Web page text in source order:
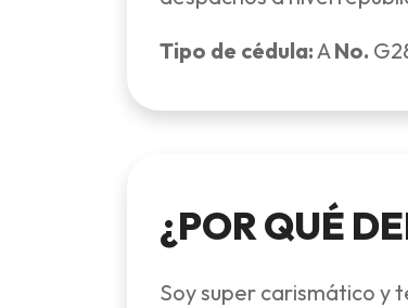
Tipo de cédula:ANo.
¿POR QUÉ
Soy super carismático y